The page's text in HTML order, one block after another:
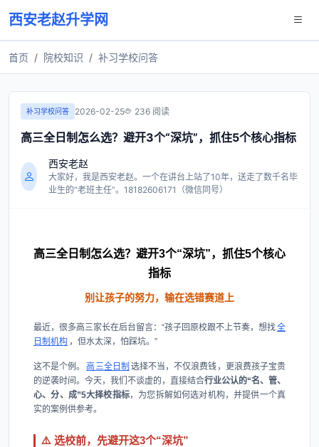
西安老赵升学网
首页 院校知识 补习学校问答
补习学校问答 2026-02-25 236 阅读
高三全日制怎么选？避开3个“深坑”，抓住5个核心指标
西安老赵
大家好，我是西安老赵。一个在讲台上站了10年，送走了数千名毕
业生的“老班主任”。18182606171（微信同号）
高三全日制怎么选？避开3个“深坑”，抓住5个核心
指标
别让孩子的努力，输在选错赛道上
最近，很多高三家长在后台留言：“孩子回原校跟不上节奏，想找全
日制机构 ，但水太深，怕踩坑。”
这不是个例。 高三全日制 选择不当，不仅浪费钱，更浪费孩子宝贵
的逆袭时间。今天，我们不谈虚的，直接结合行业公认的“名、管、
心、分、成”5大择校指标，为您拆解如何选对机构，并提供一个真
实的案例供参考。
⚠️ 选校前，先避开这3个“深坑”